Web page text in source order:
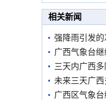
市民
相关新闻
强降雨引发的
广西气象台
三天内广西
未来三天广
广西区气象